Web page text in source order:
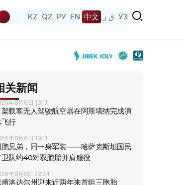
KZ QZ РУ EN 中文 ق ز ЎЗ
关新闻
年8月6日 13:11
载客无人驾驶航空器在阿斯塔纳完成演
行
年8月6日 10:11
胞兄弟，同一身军装——哈萨克斯坦国民
队约40对双胞胎并肩服役
年8月5日 22:24
甫洛达尔州迎来近两年来首组三胞胎